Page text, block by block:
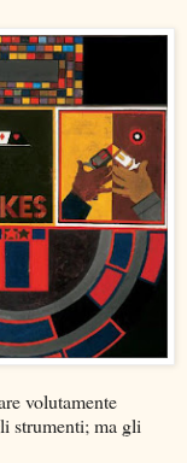
volutamente
strumenti; ma gli